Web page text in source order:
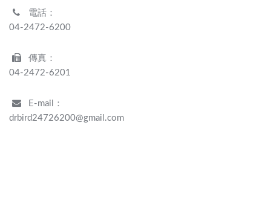
電話：
04-2472-6200
傳真：
04-2472-6201
E-mail：
drbird24726200@gmail.com